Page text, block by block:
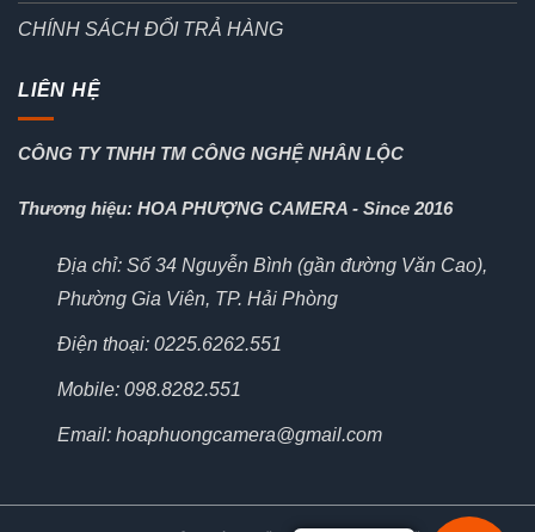
CHÍNH SÁCH ĐỔI TRẢ HÀNG
LIÊN HỆ
CÔNG TY TNHH TM CÔNG NGHỆ NHÂN LỘC
Thương hiệu: HOA PHƯỢNG CAMERA - Since 2016
Địa chỉ: Số 34 Nguyễn Bình (gần đường Văn Cao),
Phường Gia Viên, TP. Hải Phòng
Điện thoại: 0225.6262.551
Mobile: 098.8282.551
Email: hoaphuongcamera@gmail.com